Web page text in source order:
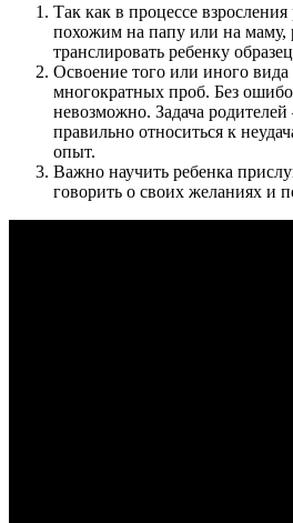
Так как в процессе
похожим на папу или на
транслировать ребенку
Освоение того или иного вида
многократных проб. Без
невозможно. Задача родителей
правильно относиться к
опыт.
Важно научить ребенка
говорить о своих желаниях и